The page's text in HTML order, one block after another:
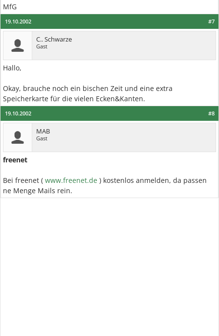
MfG
#7
19.10.2002
C.. Schwarze
Gast
Hallo,
Okay, brauche noch ein bischen Zeit und eine extra
Speicherkarte für die vielen Ecken&Kanten.
#8
19.10.2002
MAB
Gast
freenet
Bei freenet ( www.freenet.de ) kostenlos anmelden, da passen
ne Menge Mails rein.